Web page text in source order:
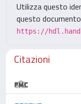
Utilizza questo
questo
https://
Citazioni